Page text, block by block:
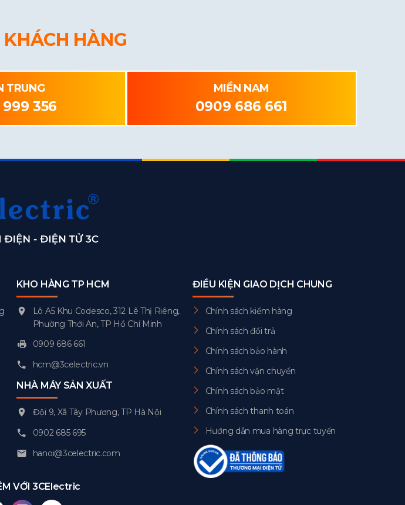
HÀNG
TRUNG
356
MIỀN NAM
0909 686 661
KHO HÀNG TP HCM
Lô A5 Khu Codesco, 312 Lê Thị Riêng,
Phường Thới An, TP Hồ Chí Minh
0909 686 661
hcm@3celectric.vn
NHÀ MÁY SẢN XUẤT
Đội 9, Xã Tây Phương, TP Hà Nội
0902 685 695
hanoi@3celectric.com
ĐIỀU KIỆN GIAO DỊCH CHUNG
Chính sách kiểm hàng
Chính sách đổi trả
Chính sách bảo hành
Chính sách vận chuyển
Chính sách bảo mật
Chính sách thanh toán
Hướng dẫn mua hàng trực tuyến
VỚI 3CElectric